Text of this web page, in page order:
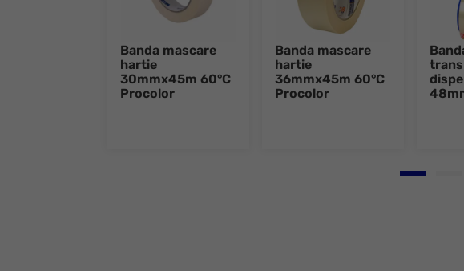
Banda mascare
hartie
30mmx45m 60°C
Procolor
Banda mascare
hartie
36mmx45m 60°C
Procolor
Go to slide